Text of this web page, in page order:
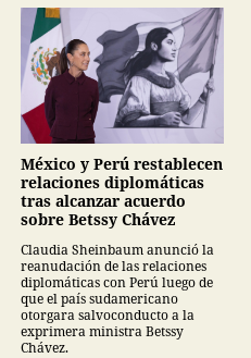
México y Perú restablecen
relaciones diplomáticas
tras alcanzar acuerdo
sobre Betssy Chávez
Claudia Sheinbaum anunció la
reanudación de las relaciones
diplomáticas con Perú luego de
que el país sudamericano
otorgara salvoconducto a la
exprimera ministra Betssy
Chávez.